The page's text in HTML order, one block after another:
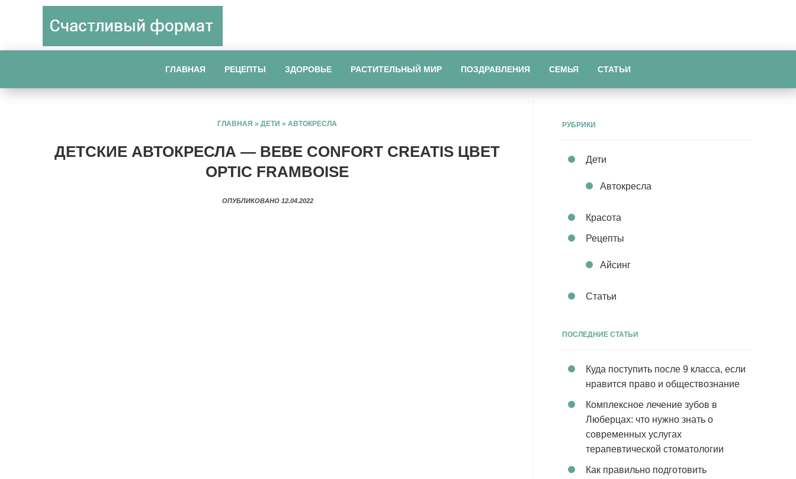
ГЛАВНАЯ РЕЦЕПТЫ ЗДОРОВЬЕ РАСТИТЕЛЬНЫЙ МИР ПОЗДРАВЛЕНИЯ СЕМЬЯ СТАТЬИ
ГЛАВНАЯ » ДЕТИ » АВТОКРЕСЛА
ДЕТСКИЕ АВТОКРЕСЛА — BEBE CONFORT CREATIS ЦВЕТ
OPTIC FRAMBOISE
ОПУБЛИКОВАНО 12.04.2022
РУБРИКИ
Дети
Автокресла
Красота
Рецепты
Айсинг
Статьи
ПОСЛЕДНИЕ СТАТЬИ
Куда поступить после 9 класса, если
нравится право и обществознание
Комплексное лечение зубов в
Люберцах: что нужно знать о
современных услугах
терапевтической стоматологии
Как правильно подготовить